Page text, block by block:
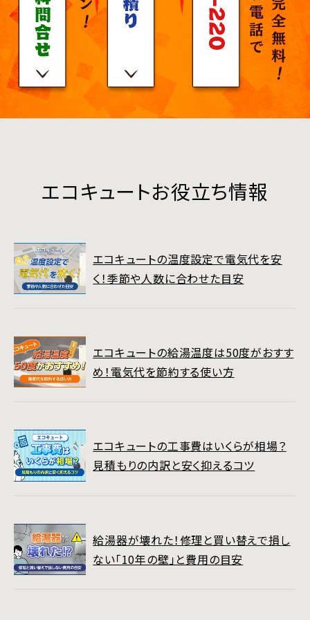
エコキュートお役立ち情報
エコキュートの温度設定で電気代を安
く！季節や人数に合わせた目安
エコキュートの給湯温度は50度がおすす
め！電気代を節約する使い方
エコキュートの工事費はいくらが相場？
見積もりの内訳と安く抑えるコツ
給湯器が壊れた！修理と買い替えで損し
ない「10年の壁」と費用の目安